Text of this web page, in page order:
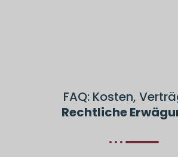
FAQ: Kosten,
Rechtliche